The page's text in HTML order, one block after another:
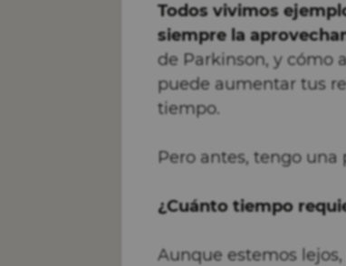
Todos vivimos
siempre la
de Parkinson, y cómo
puede aumentar tus
tiempo.
Pero antes, tengo
¿Cuánto tiempo
Aunque estemos